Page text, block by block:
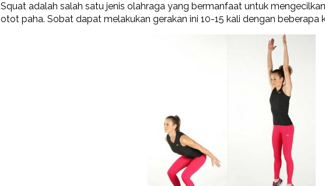
Squat adalah salah satu jenis olahraga yang bermanfaat untuk
otot paha. Sobat dapat melakukan gerakan ini 10-15 kali dengan beberapa